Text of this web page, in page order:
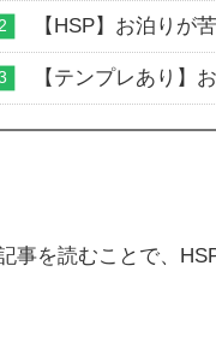
【HSP】お泊りが
【テンプレあり】
事を読むことで、